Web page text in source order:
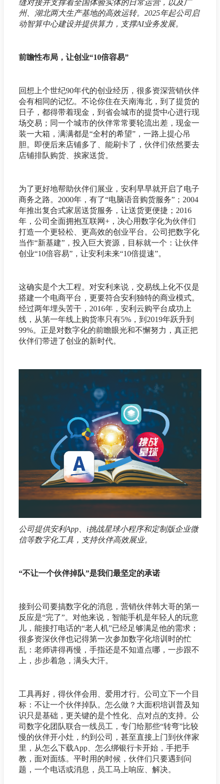
缝对接并支撑着全国体验实体的日常运营，以及广
州、湖北两大生产基地的高效运转。2025年起公司启
动智算中心建设并提供算力，支撑AI业务发展。
前瞻性布局，让创业“10倍容易”
回想上个世纪90年代的创业经历，很多资深营销伙伴
会有相同的记忆。不论你住在天南海北，到了提货的
日子，都得带着现金，到省会城市的提货中心进行现
场交易；同一个城市的伙伴常常要轮流出差，现金一
装一大箱，满满都是“全村的希望”，一路上提心吊
胆。即便后来店铺多了、能刷卡了，伙伴们依然要去
店铺排队购货、挨家送货。
为了更好地帮助伙伴们展业，安利早早就开启了电子
商务之路。2000年，有了“电脑语音购货服务”；2004
年推出复合式家居送货服务，让送货更便捷；2016
年，公司全面拥抱互联网+，决心用数字化为伙伴们
打造一个更轻松、更高效的创业平台。公司把数字化
当作“新基建”，投入巨大资源，目标就一个：让伙伴
创业“10倍容易”，让安利未来“10倍提速”。
这确实是个大工程。对安利来说，交易线上化不仅是
搭建一个电商平台，更要符合安利独特的商业模式。
经过两年埋头苦干，2016年，安利云购平台成功上
线，从第一年线上购货率只有5%，到2019年跃升到
99%。正是对数字化的前瞻眼光和不懈努力，真正把
伙伴们带进了创业的新时代。
公司提供安利App、i挑战星球小程序和定制版企业微
信等数字化工具，支持伙伴高效展业。
“不让一个伙伴掉队”是我们最坚定的承诺
接到公司要搞数字化的消息，营销伙伴韩大哥的第一
反应是“完了”。对他来说，智能手机是年轻人的玩意
儿，能接打电话的“老人机”已经足够满足他的需求；
很多资深伙伴也记得第一次参加数字化培训时的忙
乱：老师讲得再慢，手指还是不知道点哪，一步跟不
上，步步着急，满头大汗。
工具再好，得伙伴会用、爱用才行。公司立下一个目
标：不让一个伙伴掉队。怎么做？大面积培训普及知
识只是基础，更关键的是个性化、点对点的支持。公
司数字化团队联合一线员工，专门给那些“转弯”比较
慢的伙伴开小灶，约到公司，甚至直接上门到伙伴家
里，从怎么下载App、怎么绑银行卡开始，手把手
教，面对面练。平时用的时候，伙伴们只要遇到问
题，一个电话或消息，员工马上响应、解决。